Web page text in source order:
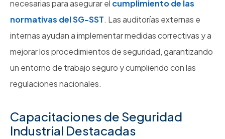
necesarias para asegurar el cumplimiento de las
normativas del SG-SST. Las auditorías externas e
internas ayudan a implementar medidas correctivas y a
mejorar los procedimientos de seguridad, garantizando
un entorno de trabajo seguro y cumpliendo con las
regulaciones nacionales.
Capacitaciones de Seguridad
Industrial Destacadas